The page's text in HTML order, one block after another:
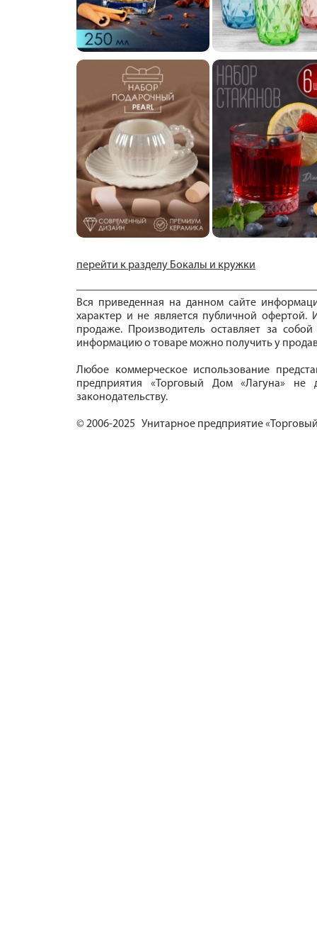
перейти к разделу Бокалы и кружки
Вся приведенная на данном сайте
характер и не является публичной офертой.
продаже. Производитель оставляет за
информацию о товаре можно получить у
Любое коммерческое использование
предприятия «Торговый Дом «Лагуна» не
законодательству.
© 2006-2025 Унитарное предприятие